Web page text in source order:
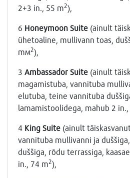
2+3 in., 55 m2),
6 Honeymoon Suite (ainult
ühetoaline, mullivann toas,
mм2),
3 Ambassador Suite (ainult
magamistuba, vannituba
elutuba, teine vannituba
lamamistoolidega, mahub 2
4 King Suite (ainult
vannituba mullivanni ja
duššiga, rõdu terrassiga,
in., 74 m2),